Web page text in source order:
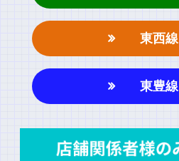
東西線
東豊線